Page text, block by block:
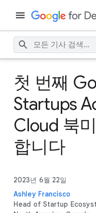
첫 번째
Startups
Cloud 북
합니다
2023년 6월 22일
Ashley Francisco
Head of Startup